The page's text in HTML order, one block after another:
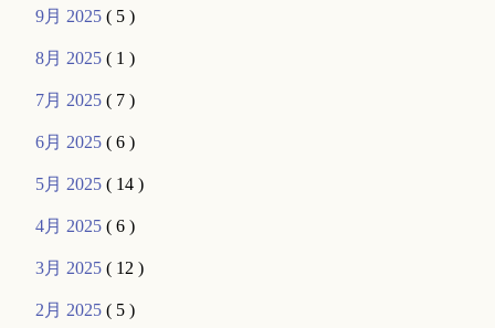
9月 2025( 5 )
8月 2025( 1 )
7月 2025( 7 )
6月 2025( 6 )
5月 2025( 14 )
4月 2025( 6 )
3月 2025( 12 )
2月 2025( 5 )